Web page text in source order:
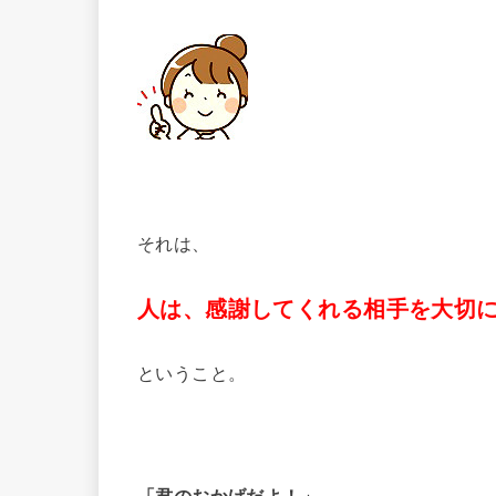
それは、
人は、感謝してくれる相手を大切
ということ。